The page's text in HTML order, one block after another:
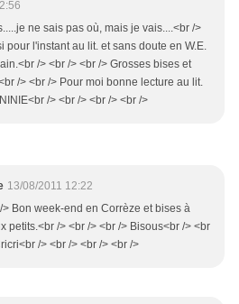
ne sais pas où, mais je vais....<br />
pour l'instant au lit. et sans doute en W.E.
/> <br /> <br /> Grosses bises et
/> <br /> Pour moi bonne lecture au lit.
/> <br /> <br /> <br />
13/08/2011 12:22
> Bon week-end en Corrèze et bises à
petits.<br /> <br /> <br /> Bisous<br /> <br
/> <br /> <br /> <br />